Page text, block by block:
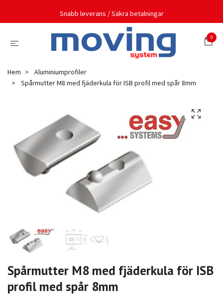
Snabb leverans / Säkra betalningar
0
Hem
Aluminiumprofiler
Spårmutter M8 med fjäderkula för ISB profil med spår 8mm
Spårmutter M8 med fjäderkula för ISB
profil med spår 8mm